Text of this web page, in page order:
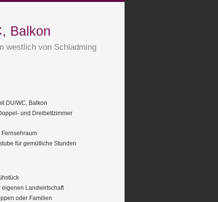
Balkon
westlich von Schladming
DU/WC, Balkon
und Dreibettzimmer
für gemütliche Stunden
eigenen Landwirtschaft
oder Familien